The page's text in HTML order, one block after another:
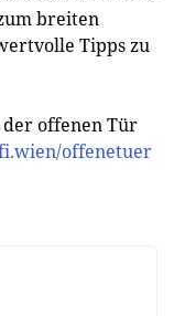
breiten
Tipps zu
der offenen Tür
offenetuer